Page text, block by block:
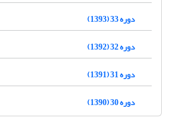
دوره 33 (1393)
دوره 32 (1392)
دوره 31 (1391)
دوره 30 (1390)